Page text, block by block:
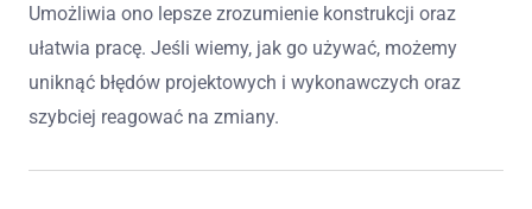
Umożliwia ono lepsze zrozumienie konstrukcji oraz
ułatwia pracę. Jeśli wiemy, jak go używać, możemy
uniknąć błędów projektowych i wykonawczych oraz
szybciej reagować na zmiany.